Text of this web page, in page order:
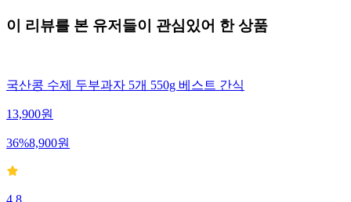
이 리뷰를 본 유저들이 관심있어 한 상품
국산콩 수제 두부과자 5개 550g 베스트 간식
13,900원
36%8,900원
4.8